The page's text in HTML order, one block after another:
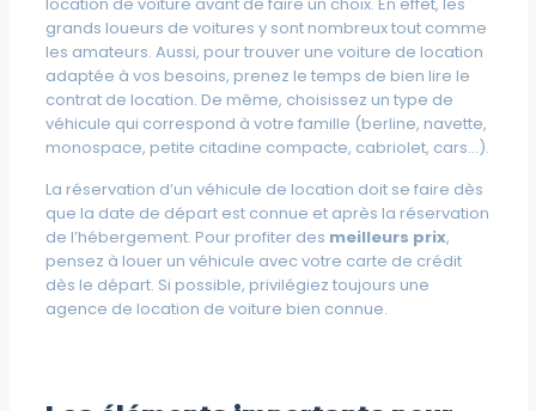
grands loueurs de voitures y sont nombreux tout comme
les amateurs. Aussi, pour trouver une voiture de location
adaptée à vos besoins, prenez le temps de bien lire le
contrat de location. De même, choisissez un type de
véhicule qui correspond à votre famille (berline, navette,
monospace, petite citadine compacte, cabriolet, cars…).
La réservation d’un véhicule de location doit se faire dès
que la date de départ est connue et après la réservation
de l’hébergement. Pour profiter des meilleurs prix,
pensez à louer un véhicule avec votre carte de crédit
dès le départ. Si possible, privilégiez toujours une
agence de location de voiture bien connue.